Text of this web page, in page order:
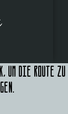
um die Route zu